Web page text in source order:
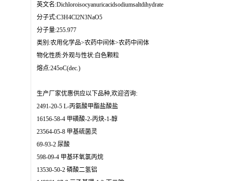
英文名:Dichloroisocyanuricacidsodiumsaltdihydrate
分子式:C3H4Cl2N3NaO5
分子量:255.977
类别:农用化学品>农药中间体>农药中间体
物化性质:外观与性状:白色颗粒
熔点:245oC(dec.)
生产厂家优惠供应以下品种,欢迎咨询:
2491-20-5 L-丙氨酸甲酯盐酸盐
16156-58-4 甲磺酸-2-丙炔-1-醇
23564-05-8 甲基硫菌灵
69-93-2 尿酸
598-09-4 甲基环氧氯丙烷
13530-50-2 磷酸二氢铝